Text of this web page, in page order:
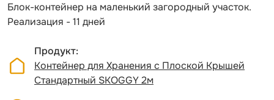
Блок-контейнер на маленький загородный участок.
Реализация - 11 дней
Продукт
Контейнер для Хранения с Плоской Крышей
Стандартный SKOGGY 2м